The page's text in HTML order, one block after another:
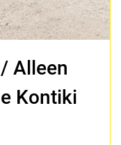
Alleen
Kontiki